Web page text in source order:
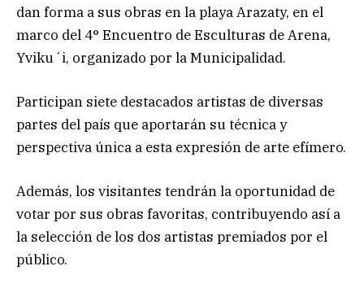
dan forma a sus obras en la playa Arazaty, en el
marco del 4° Encuentro de Esculturas de Arena,
Yviku´i, organizado por la Municipalidad.
Participan siete destacados artistas de diversas
partes del país que aportarán su técnica y
perspectiva única a esta expresión de arte efímero.
Además, los visitantes tendrán la oportunidad de
votar por sus obras favoritas, contribuyendo así a
la selección de los dos artistas premiados por el
público.